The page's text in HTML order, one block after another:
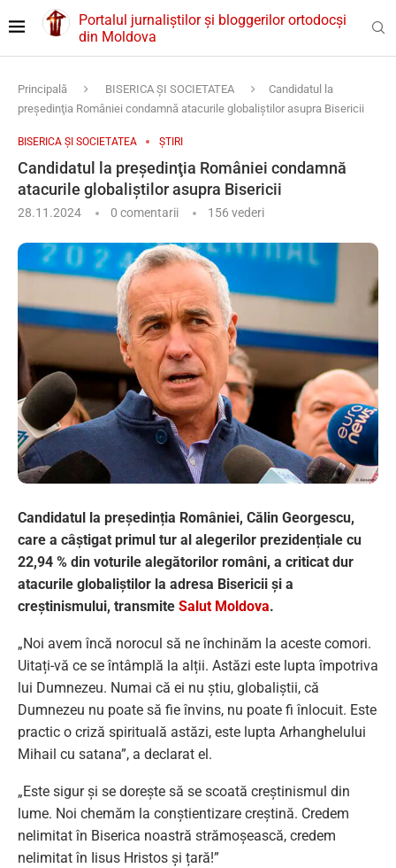
Portalul jurnaliștilor și bloggerilor ortodocși
din Moldova
Principală BISERICA ȘI SOCIETATEA
Candidatul la
preşedinţia României condamnă atacurile globaliştilor asupra Bisericii
BISERICA ȘI SOCIETATEA ȘTIRI
Candidatul la preşedinţia României condamnă
atacurile globaliştilor asupra Bisericii
28.11.2024 0 comentarii 156 vederi
Candidatul la președinția României, Călin Georgescu,
care a câștigat primul tur al alegerilor prezidențiale cu
22,94 % din voturile alegătorilor români, a criticat dur
atacurile globaliștilor la adresa Bisericii și a
creștinismului, transmite Salut Moldova.
„Noi avem încă norocul să ne închinăm la aceste comori.
Uitați-vă ce se întâmplă la alții. Astăzi este lupta împotriva
lui Dumnezeu. Numai că ei nu știu, globaliștii, că
Dumnezeu nu poate să fie învins, nu poate fi înlocuit. Este
practic o criză spirituală astăzi, este lupta Arhanghelului
Mihail cu satana”, a declarat el.
„Este sigur și se dorește să se scoată creștinismul din
lume. Noi chemăm la conștientizare creștină. Credem
nelimitat în Biserica noastră strămoșească, credem
nelimitat în Iisus Hristos și țară!”